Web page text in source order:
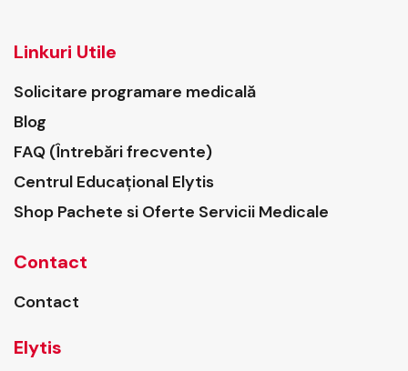
Linkuri Utile
Solicitare programare medicală
Blog
FAQ (Întrebări frecvente)
Centrul Educațional Elytis
Shop Pachete si Oferte Servicii Medicale
Contact
Contact
Elytis